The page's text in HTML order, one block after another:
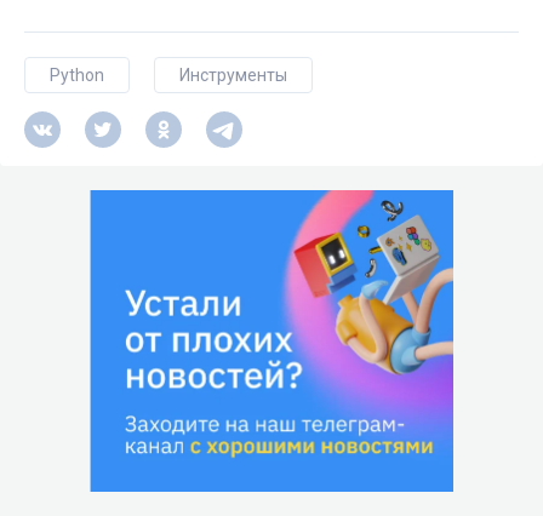
Python Инструменты